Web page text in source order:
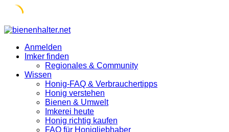
Skip
contentAnmelden
Imker finden
Regionales & Community
Wissen
Honig-FAQ & Verbrauchertipps
Honig verstehen
Bienen & Umwelt
Imkerei heute
Honig richtig kaufen
FAQ für Honigliebhaber